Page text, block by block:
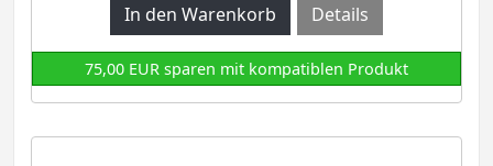
Details
75,00 EUR sparen mit kompatiblen Produkt